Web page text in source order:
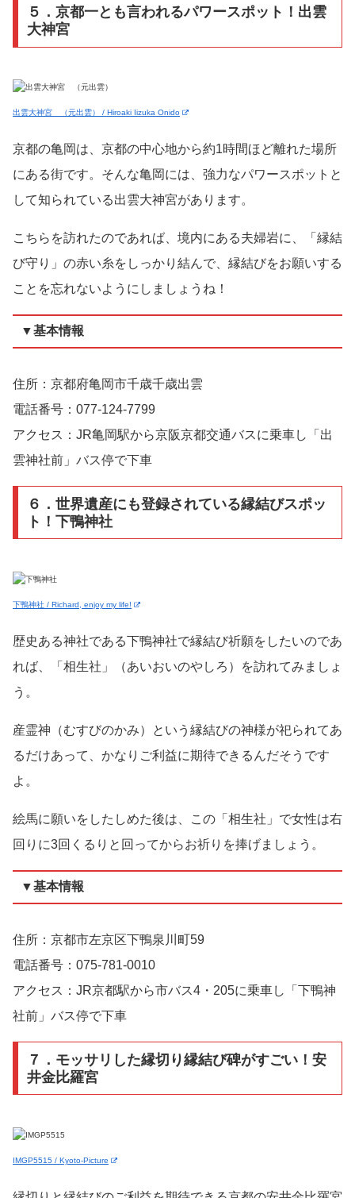
５．京都一とも言われるパワースポット！出雲
大神宮
出雲大神宮 （元出雲） / Hiroaki Iizuka Onido
京都の亀岡は、京都の中心地から約1時間ほど離れた場所
にある街です。そんな亀岡には、強力なパワースポットと
して知られている出雲大神宮があります。
こちらを訪れたのであれば、境内にある夫婦岩に、「縁結
び守り」の赤い糸をしっかり結んで、縁結びをお願いする
ことを忘れないようにしましょうね！
▼基本情報
住所：京都府亀岡市千歳千歳出雲
電話番号：077-124-7799
アクセス：JR亀岡駅から京阪京都交通バスに乗車し「出
雲神社前」バス停で下車
６．世界遺産にも登録されている縁結びスポッ
ト！下鴨神社
下鴨神社 / Richard, enjoy my life!
歴史ある神社である下鴨神社で縁結び祈願をしたいのであ
れば、「相生社」（あいおいのやしろ）を訪れてみましょ
う。
産霊神（むすびのかみ）という縁結びの神様が祀られてあ
るだけあって、かなりご利益に期待できるんだそうです
よ。
絵馬に願いをしたしめた後は、この「相生社」で女性は右
回りに3回くるりと回ってからお祈りを捧げましょう。
▼基本情報
住所：京都市左京区下鴨泉川町59
電話番号：075-781-0010
アクセス：JR京都駅から市バス4・205に乗車し「下鴨神
社前」バス停で下車
７．モッサリした縁切り縁結び碑がすごい！安
井金比羅宮
IMGP5515 / Kyoto-Picture